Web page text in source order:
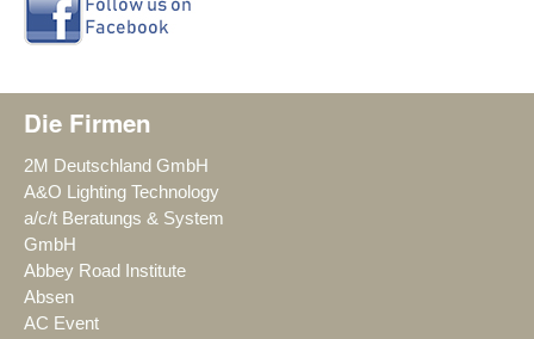
Die Firmen
2M Deutschland GmbH
A&O Lighting Technology
a/c/t Beratungs & System
GmbH
Abbey Road Institute
Absen
AC Event